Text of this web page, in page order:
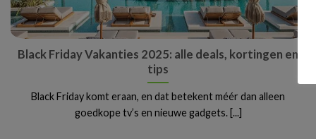
Black Friday Vakanties 2025: alle deals, kortingen en
tips
Black Friday komt eraan, en dat betekent méér dan alleen
goedkope tv’s en nieuwe gadgets. [...]